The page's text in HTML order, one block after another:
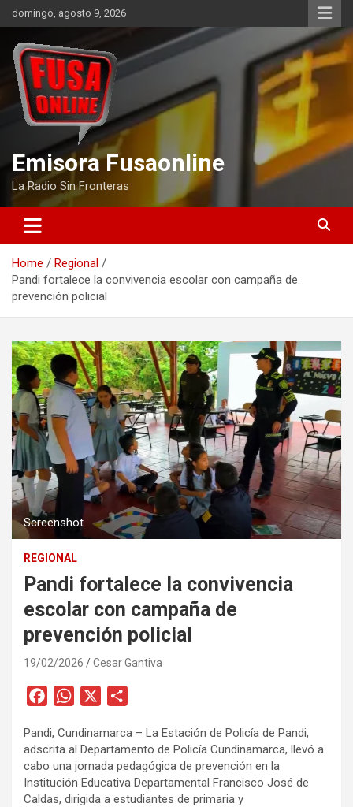
Skip
to
content
domingo, agosto 9, 2026
Emisora Fusaonline
La Radio Sin Fronteras
Home
Regional
Pandi fortalece la convivencia escolar con campaña de
prevención policial
Screenshot
REGIONAL
Pandi fortalece la convivencia
escolar con campaña de
prevención policial
19/02/2026 Cesar Gantiva
c
e
b
o
W
a
t
s
A
m
p
a
r
Pandi, Cundinamarca – La Estación de Policía de Pandi,
adscrita al Departamento de Policía Cundinamarca, llevó a
cabo una jornada pedagógica de prevención en la
Institución Educativa Departamental Francisco José de
Caldas, dirigida a estudiantes de primaria y